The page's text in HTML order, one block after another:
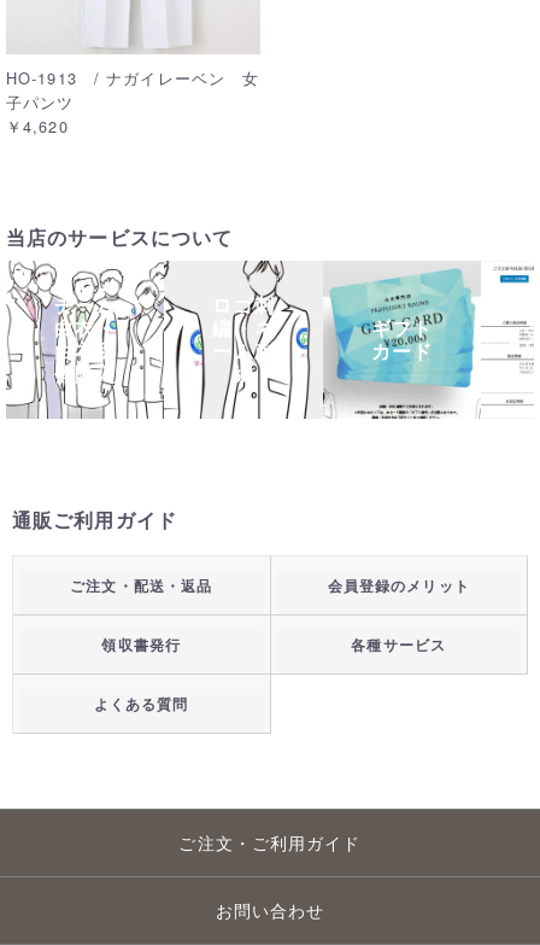
HO-1913 / ナガイレーベン 女
子パンツ
￥4,620
当店のサービスについて
チーム
白衣・
白衣団
体購入
ロゴ刺
繍・ネ
ーム刺
繍
ギフト
カード
通販ご利用ガイド
ご注文・配送・返品 会員登録のメリット
領収書発行 各種サービス
よくある質問
ご注文・ご利用ガイド
お問い合わせ